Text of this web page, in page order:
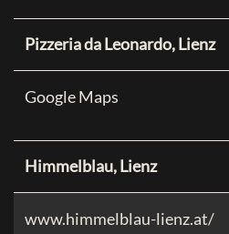
Pizzeria da Leonardo, Lienz
Google Maps
Himmelblau, Lienz
www.himmelblau-lienz.at/